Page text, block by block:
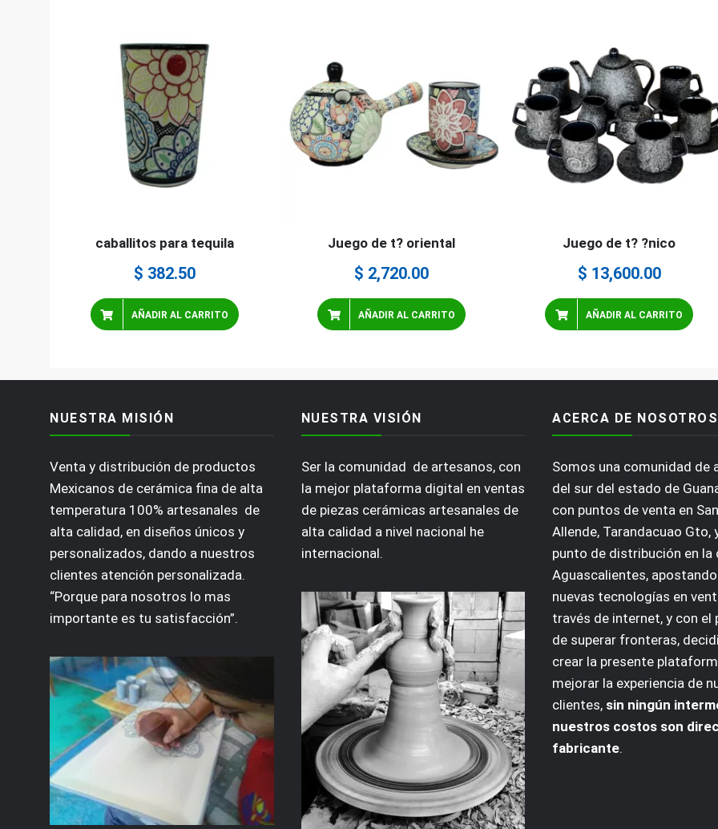
caballitos para tequila
$ 382.50
AÑADIR AL CARRITO
Juego de t? oriental
$ 2,720.00
AÑADIR AL CARRITO
Juego de t? ?nico
$ 13,600.00
AÑADIR AL CARRITO
NUESTRA MISIÓN
Venta y distribución de productos
Mexicanos de cerámica fina de alta
temperatura 100% artesanales de
alta calidad, en diseños únicos y
personalizados, dando a nuestros
clientes atención personalizada.
“Porque para nosotros lo mas
importante es tu satisfacción”.
NUESTRA VISIÓN
Ser la comunidad de artesanos, con
la mejor plataforma digital en ventas
de piezas cerámicas artesanales de
alta calidad a nivel nacional he
internacional.
ACERCA DE NOSOTROS
Somos una comunidad de
del sur del estado de
con puntos de venta en
Allende, Tarandacuao Gto,
punto de distribución en la
Aguascalientes,
nuevas tecnologías en
través de internet, y con el
de superar fronteras,
crear la presente
mejorar la experiencia de
clientes, sin ningún
nuestros costos son
fabricante.